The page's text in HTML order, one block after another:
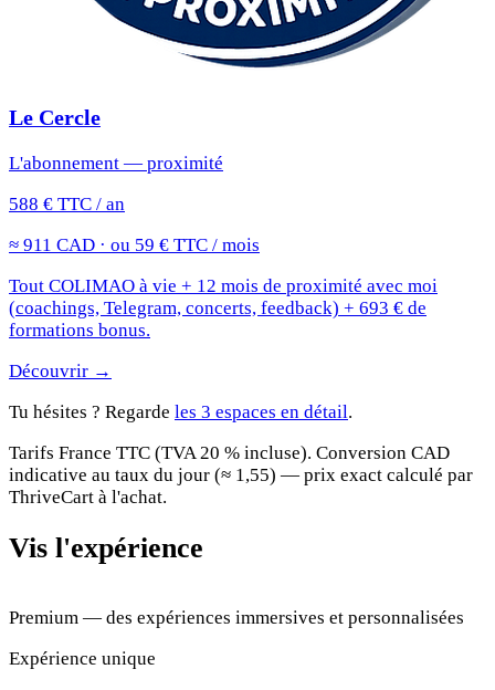
Le Cercle
L'abonnement — proximité
588 € TTC / an
≈ 911 CAD · ou 59 € TTC / mois
Tout COLIMAO à vie + 12 mois de proximité avec moi
(coachings, Telegram, concerts, feedback) + 693 € de
formations bonus.
Découvrir →
Tu hésites ? Regarde les 3 espaces en détail.
Tarifs France TTC (TVA 20 % incluse). Conversion CAD
indicative au taux du jour (≈ 1,55) — prix exact calculé par
ThriveCart à l'achat.
Vis l'expérience
Premium — des expériences immersives et personnalisées
Expérience unique